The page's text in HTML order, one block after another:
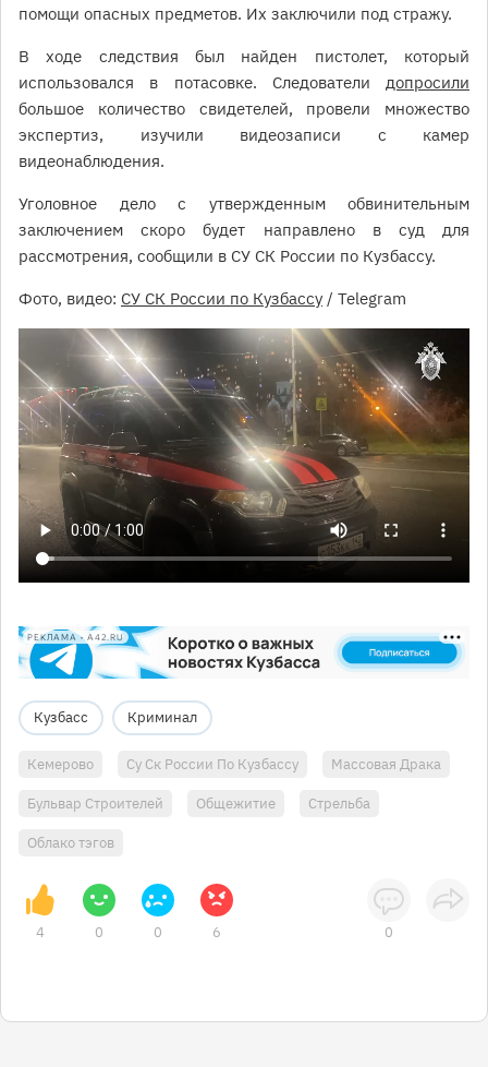
помощи опасных предметов. Их заключили под стражу.
В ходе следствия был найден пистолет, который
использовался в потасовке. Следователи допросили
большое количество свидетелей, провели множество
экспертиз, изучили видеозаписи с камер
видеонаблюдения.
Уголовное дело с утвержденным обвинительным
заключением скоро будет направлено в суд для
рассмотрения, сообщили в СУ СК России по Кузбассу.
Фото, видео: СУ СК России по Кузбассу / Telegram
РЕКЛАМА • A42.RU
Кузбасс Криминал
Кемерово Су Ск России По Кузбассу Массовая Драка
Бульвар Строителей Общежитие Стрельба
Облако тэгов
4 0 0 6 0